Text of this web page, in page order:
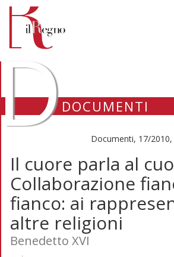
DOCUMENTI
Documenti, 17/
Il cuore parla al
Collaborazione
fianco: ai
altre religioni
Benedetto XVI